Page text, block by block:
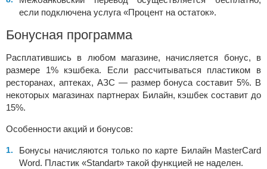
если подключена услуга «Процент на остаток».
Бонусная программа
Расплатившись в любом магазине, начисляется бонус, в
размере 1% кэшбека. Если рассчитываться пластиком в
ресторанах, аптеках, АЗС — размер бонуса составит 5%. В
некоторых магазинах партнерах Билайн, кэшбек составит до
15%.
Особенности акций и бонусов:
Бонусы начисляются только по карте Билайн MasterCard
Word. Пластик «Standart» такой функцией не наделен.